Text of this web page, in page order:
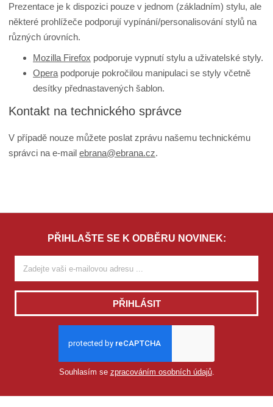
Prezentace je k dispozici pouze v jednom (základním) stylu, ale
některé prohlížeče podporují vypínání/personalisování stylů na
různých úrovních.
Mozilla Firefox podporuje vypnutí stylu a uživatelské styly.
Opera podporuje pokročilou manipulaci se styly včetně
desítky přednastavených šablon.
Kontakt na technického správce
V případě nouze můžete poslat zprávu našemu technickému
správci na e-mailebrana@ebrana.cz.
PŘIHLAŠTE SE K ODBĚRU NOVINEK:
PŘIHLÁSIT
Souhlasím se zpracováním osobních údajů.